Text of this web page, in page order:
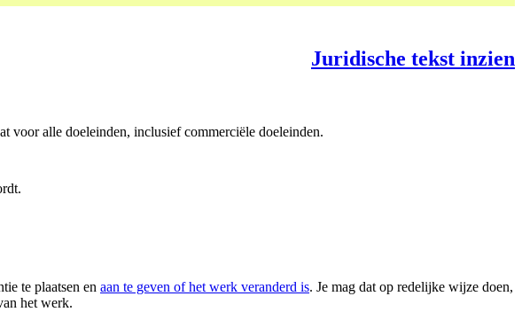
Juridische tekst inzien
voor alle doeleinden, inclusief commerciële doeleinden.
te plaatsen en aan te geven of het werk veranderd is. Je mag dat op redelijke wijze doen,
het werk.